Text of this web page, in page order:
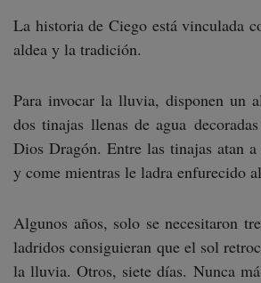
La historia de Ciego está vinculada
aldea y la tradición.
Para invocar la lluvia, disponen un
dos tinajas llenas de agua
Dios Dragón. Entre las tinajas atan
y come mientras le ladra enfurecido
Algunos años, solo se necesitaron
ladridos consiguieran que el sol
la lluvia. Otros, siete días. Nunca